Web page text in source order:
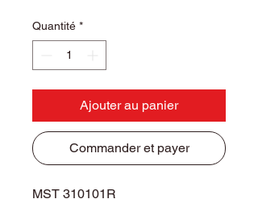
Quantité *
Ajouter au panier
Commander et payer
MST 310101R